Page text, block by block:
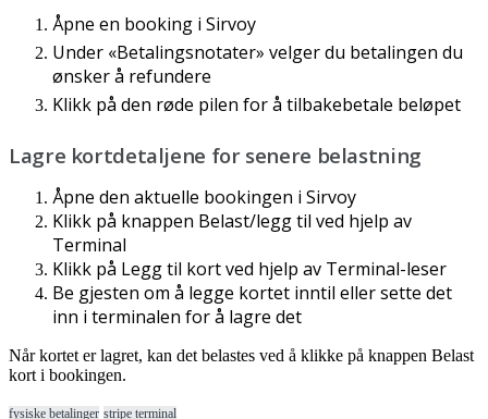
Åpne en booking i Sirvoy
Under «Betalingsnotater» velgerdu betalingen du
ønskerå refundere
Klikk på den røde pilen forå tilbakebetale beløpet
Lagre kortdetaljene for senere belastning
Åpne den aktuelle bookingen i Sirvoy
Klikk på knappen Belast/leggtil ved hjelp av
Terminal
Klikk på Leggtil kortved hjelp av Terminal-leser
Be gjesten om å legge kortet inntil ellersette det
inn i terminalen forå lagre det
Når kortet er lagret, kan det belastes ved å klikke på knappen Belast
kort i bookingen.
fysiske betalinger stripe terminal